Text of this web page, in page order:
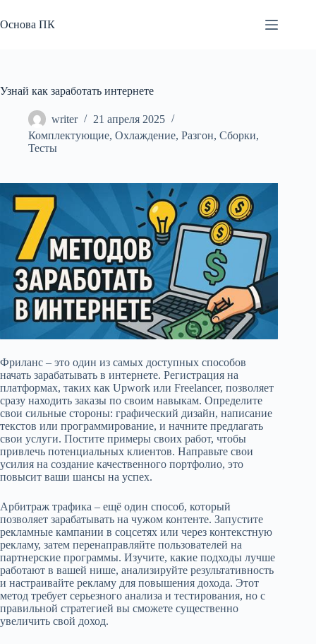
к
сути
Основа ПК
Узнай как заработать интернете
writer
21 апреля 2025
Комплектующие, Охлаждение, Разгон, Сборки,
Тесты
Фриланс – это один из самых доступных способов
начать зарабатывать в интернете. Регистрация на
платформах, таких как Upwork или Freelancer, позволяет
сразу находить заказы по своим навыкам. Определите
свои сильные стороны: графический дизайн, написание
текстов или программирование, и начните предлагать
свои услуги. Постите примеры своих работ, чтобы
привлечь потенциальных клиентов. Направьте свои
усилия на создание качественного портфолио, это
повысит ваши шансы на успех.
Арбитраж трафика – ещё один способ, который
позволяет зарабатывать на чужом контенте. Запустите
рекламные кампании в соцсетях или через контекстную
рекламу, затем перенаправляйте пользователей на
партнерские программы. Изучите, какие подходы лучше
работают в вашей нише, анализируйте результативность
и настраивайте рекламу для повышения дохода. Этот
метод требует серьезного анализа и тестирования, но с
правильной стратегией вы сможете существенно
увеличить свой доход.